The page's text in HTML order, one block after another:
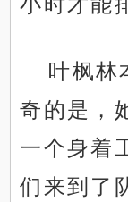
叶枫林
奇的是，
一个身着
们来到了